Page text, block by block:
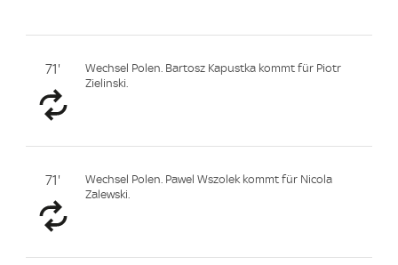
71'
Wechsel Polen. Bartosz Kapustka kommt für Piotr
Zielinski.
71'
Wechsel Polen. Pawel Wszolek kommt für Nicola
Zalewski.